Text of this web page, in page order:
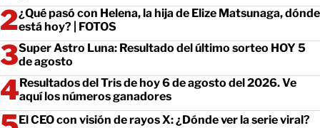
¿Qué pasó con Helena, la hija de Elize Matsunaga, dónde
está hoy? | FOTOS
Super Astro Luna: Resultado del último sorteo HOY 5
de agosto
Resultados del Tris de hoy 6 de agosto del 2026. Ve
aquí los números ganadores
El CEO con visión de rayos X: ¿Dónde ver la serie viral?